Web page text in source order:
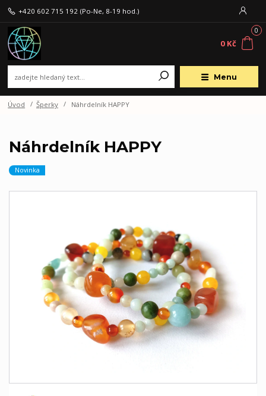
Menu
+420 602 715 192 (Po-Ne, 8-19 hod.)
0
0 Kč
Úvod Šperky Náhrdelník HAPPY
Náhrdelník HAPPY
Novinka